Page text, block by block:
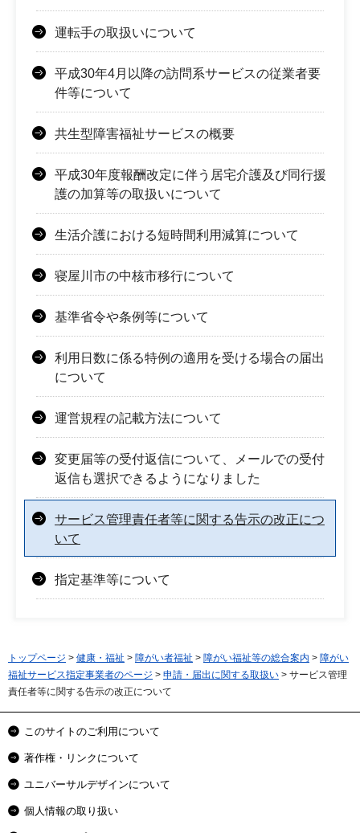
運転手の取扱いについて
平成30年4月以降の訪問系サービスの従業者要
件等について
共生型障害福祉サービスの概要
平成30年度報酬改定に伴う居宅介護及び同行援
護の加算等の取扱いについて
生活介護における短時間利用減算について
寝屋川市の中核市移行について
基準省令や条例等について
利用日数に係る特例の適用を受ける場合の届出
について
運営規程の記載方法について
変更届等の受付返信について、メールでの受付
返信も選択できるようになりました
サービス管理責任者等に関する告示の改正につ
いて
指定基準等について
トップページ > 健康・福祉 > 障がい者福祉 > 障がい福祉等の総合案内 > 障がい
福祉サービス指定事業者のページ > 申請・届出に関する取扱い > サービス管理
責任者等に関する告示の改正について
このサイトのご利用について
著作権・リンクについて
ユニバーサルデザインについて
個人情報の取り扱い